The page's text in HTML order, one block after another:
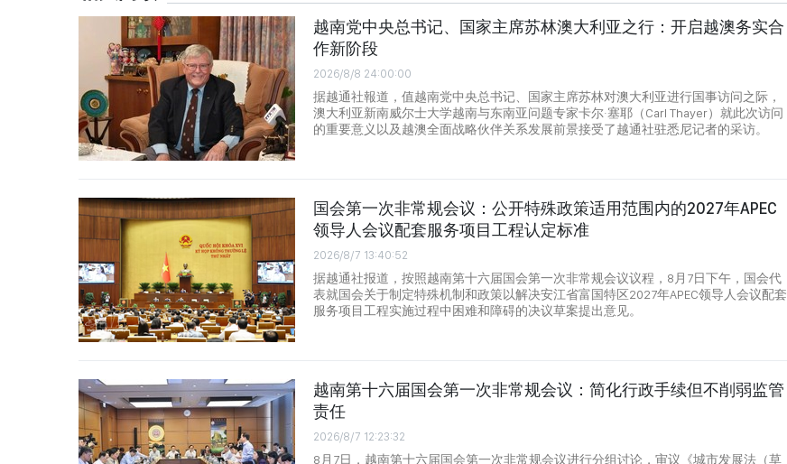
越南党中央总书记、国家主席苏林澳大利亚之行：开启越澳务实合
作新阶段
2026/8/8 24:00:00
据越通社報道，值越南党中央总书记、国家主席苏林对澳大利亚进行国事访问之际，
澳大利亚新南威尔士大学越南与东南亚问题专家卡尔·塞耶（Carl Thayer）就此次访问
的重要意义以及越澳全面战略伙伴关系发展前景接受了越通社驻悉尼记者的采访。
国会第一次非常规会议：公开特殊政策适用范围内的2027年APEC
领导人会议配套服务项目工程认定标准
2026/8/7 13:40:52
据越通社报道，按照越南第十六届国会第一次非常规会议议程，8月7日下午，国会代
表就国会关于制定特殊机制和政策以解决安江省富国特区2027年APEC领导人会议配套
服务项目工程实施过程中困难和障碍的决议草案提出意见。
越南第十六届国会第一次非常规会议：简化行政手续但不削弱监管
责任
2026/8/7 12:23:32
8月7日，越南第十六届国会第一次非常规会议进行分组讨论，审议《城市发展法（草